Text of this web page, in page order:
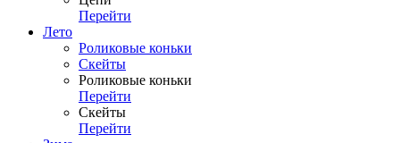
Перейти
Лето
Роликовые коньки
Скейты
Роликовые коньки
Перейти
Скейты
Перейти